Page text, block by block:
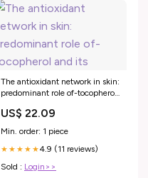
The antioxidant network in skin:
predominant role of-tocopherol
US$ 22.09
Min. order: 1 piece
★★★★★4.9 (11 reviews)
Sold : Login>>